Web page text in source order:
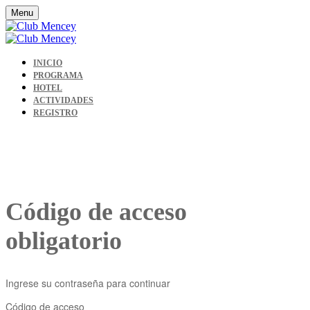
Menu
INICIO
PROGRAMA
HOTEL
ACTIVIDADES
REGISTRO
Código de acceso
obligatorio
Ingrese su contraseña para continuar
Código de acceso